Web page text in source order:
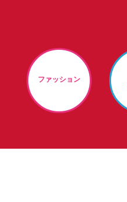
ファッション